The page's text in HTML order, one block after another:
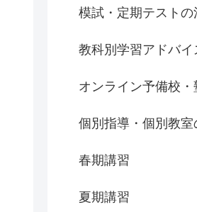
模試・定期テストの
教科別学習アドバイ
オンライン予備校
個別指導・個別教室
春期講習
夏期講習